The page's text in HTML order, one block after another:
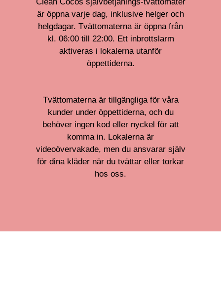
är öppna varje dag, inklusive helger och
helgdagar. Tvättomaterna är öppna från
kl. 06:00 till 22:00. Ett inbrottslarm
aktiveras i lokalerna utanför
öppettiderna.
Tvättomaterna är tillgängliga för våra
kunder under öppettiderna, och du
behöver ingen kod eller nyckel för att
komma in. Lokalerna är
videoövervakade, men du ansvarar själv
för dina kläder när du tvättar eller torkar
hos oss.